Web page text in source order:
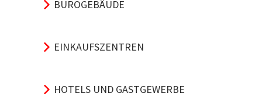
BÜROGEBÄUDE
EINKAUFSZENTREN
HOTELS UND GASTGEWERBE